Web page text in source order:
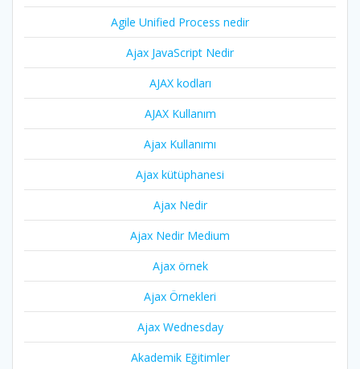
Agile Unified Process nedir
Ajax JavaScript Nedir
AJAX kodları
AJAX Kullanım
Ajax Kullanımı
Ajax kütüphanesi
Ajax Nedir
Ajax Nedir Medium
Ajax örnek
Ajax Örnekleri
Ajax Wednesday
Akademik Eğitimler